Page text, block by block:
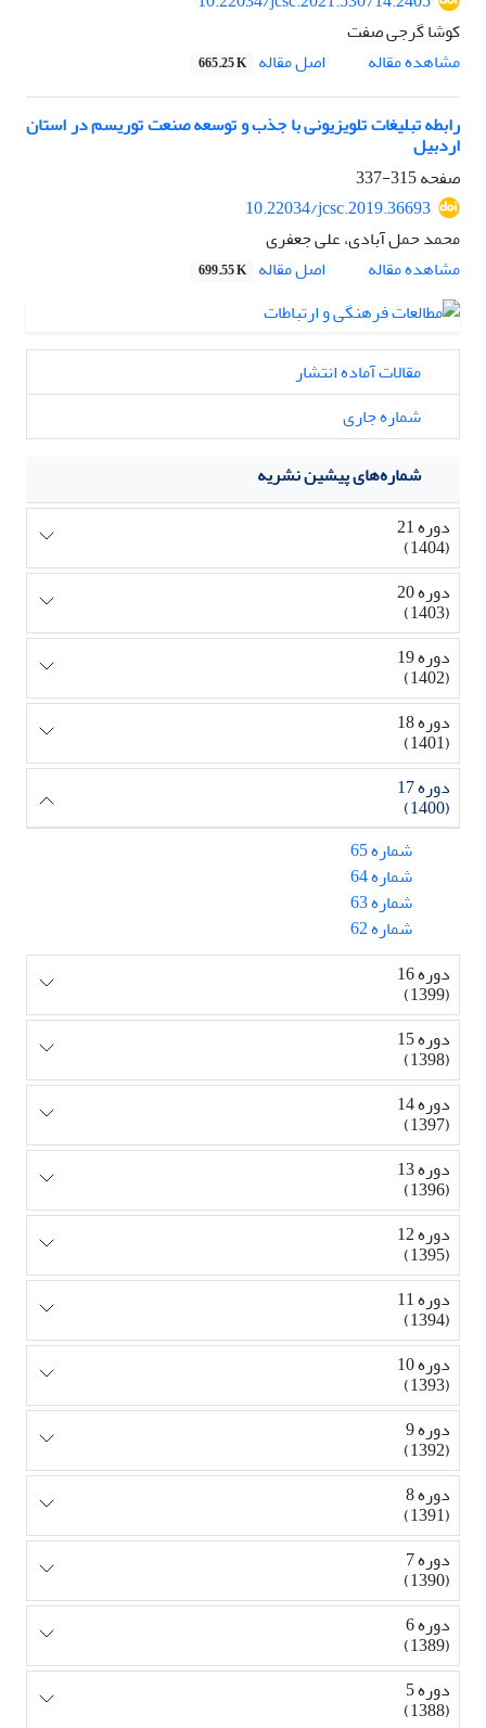
کوشا گرجی صفت
مشاهده مقاله
اصل مقاله 665.25 K
رابطه تبلیغات تلویزیونی با جذب و توسعه صنعت توریسم در استان
اردبیل
صفحه315-337
10.22034/jcsc.2019.36693
محمد حمل آبادی، علی جعفری
مشاهده مقاله
اصل مقاله 699.55 K
مقالات آماده انتشار
شماره جاری
شماره‌های پیشین نشریه
دوره 21
(1404)
دوره 20
(1403)
دوره 19
(1402)
دوره 18
(1401)
دوره 17
(1400)
شماره 65
شماره 64
شماره 63
شماره 62
دوره 16
(1399)
دوره 15
(1398)
دوره 14
(1397)
دوره 13
(1396)
دوره 12
(1395)
دوره 11
(1394)
دوره 10
(1393)
دوره 9
(1392)
دوره 8
(1391)
دوره 7
(1390)
دوره 6
(1389)
دوره 5
(1388)